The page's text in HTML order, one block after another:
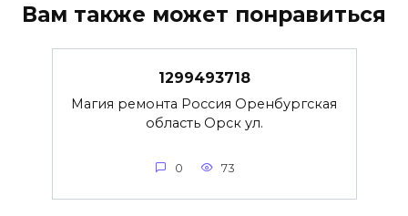
Вам также может понравиться
1299493718
Магия ремонта Россия Оренбургская
область Орск ул.
0 73